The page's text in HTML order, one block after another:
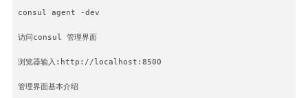
consul agent -dev
访问consul 管理界面
浏览器输入:http://localhost:8500
管理界面基本介绍